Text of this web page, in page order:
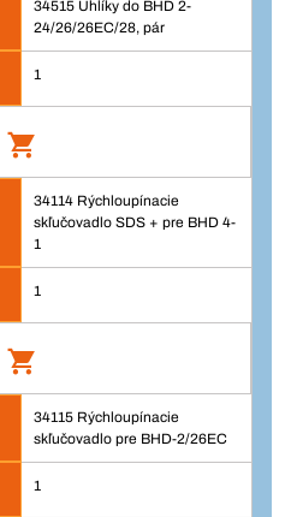
34515 Uhlíky do BHD 2-
24/26/26EC/28, pár
1
24/26/26EC/28, pár
34515
34114 Rýchloupínacie
skľučovadlo SDS + pre BHD 4-
1
1
SDS + pre
4-1
34114
34115 Rýchloupínacie
skľučovadlo pre BHD-2/26EC
1